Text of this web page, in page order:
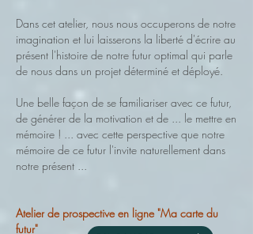
Dans cet atelier, nous nous occuperons de notre
imagination et lui laisserons la liberté d'écrire au
présent l'histoire de notre futur optimal qui parle
de nous dans un projet déterminé et déployé.
Une belle façon de se familiariser avec ce futur,
de générer de la motivation et de ... le mettre en
mémoire ! ... avec cette perspective que notre
mémoire de ce futur l'invite naturellement dans
notre présent ...​
Atelier de prospective en ligne "Ma carte du
futur"